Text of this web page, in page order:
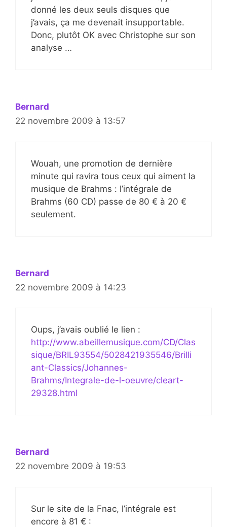
donné les deux seuls disques que
j’avais, ça me devenait insupportable.
Donc, plutôt OK avec Christophe sur son
analyse …
Bernard
22 novembre 2009 à 13:57
Wouah, une promotion de dernière
minute qui ravira tous ceux qui aiment la
musique de Brahms : l’intégrale de
Brahms (60 CD) passe de 80 € à 20 €
seulement.
Bernard
22 novembre 2009 à 14:23
Oups, j’avais oublié le lien :
http://www.abeillemusique.com/CD/Clas
sique/BRIL93554/5028421935546/Brilli
ant-Classics/Johannes-
Brahms/Integrale-de-l-oeuvre/cleart-
29328.html
Bernard
22 novembre 2009 à 19:53
Sur le site de la Fnac, l’intégrale est
encore à 81 € :